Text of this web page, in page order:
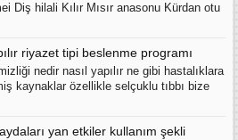
Diş hilali Kılır Mısır anasonu Kürdan otu
riyazet tipi beslenme programı
nedir nasıl yapılır ne gibi hastalıklara
kaynaklar özellikle selçuklu tıbbı bize
yan etkiler kullanım şekli